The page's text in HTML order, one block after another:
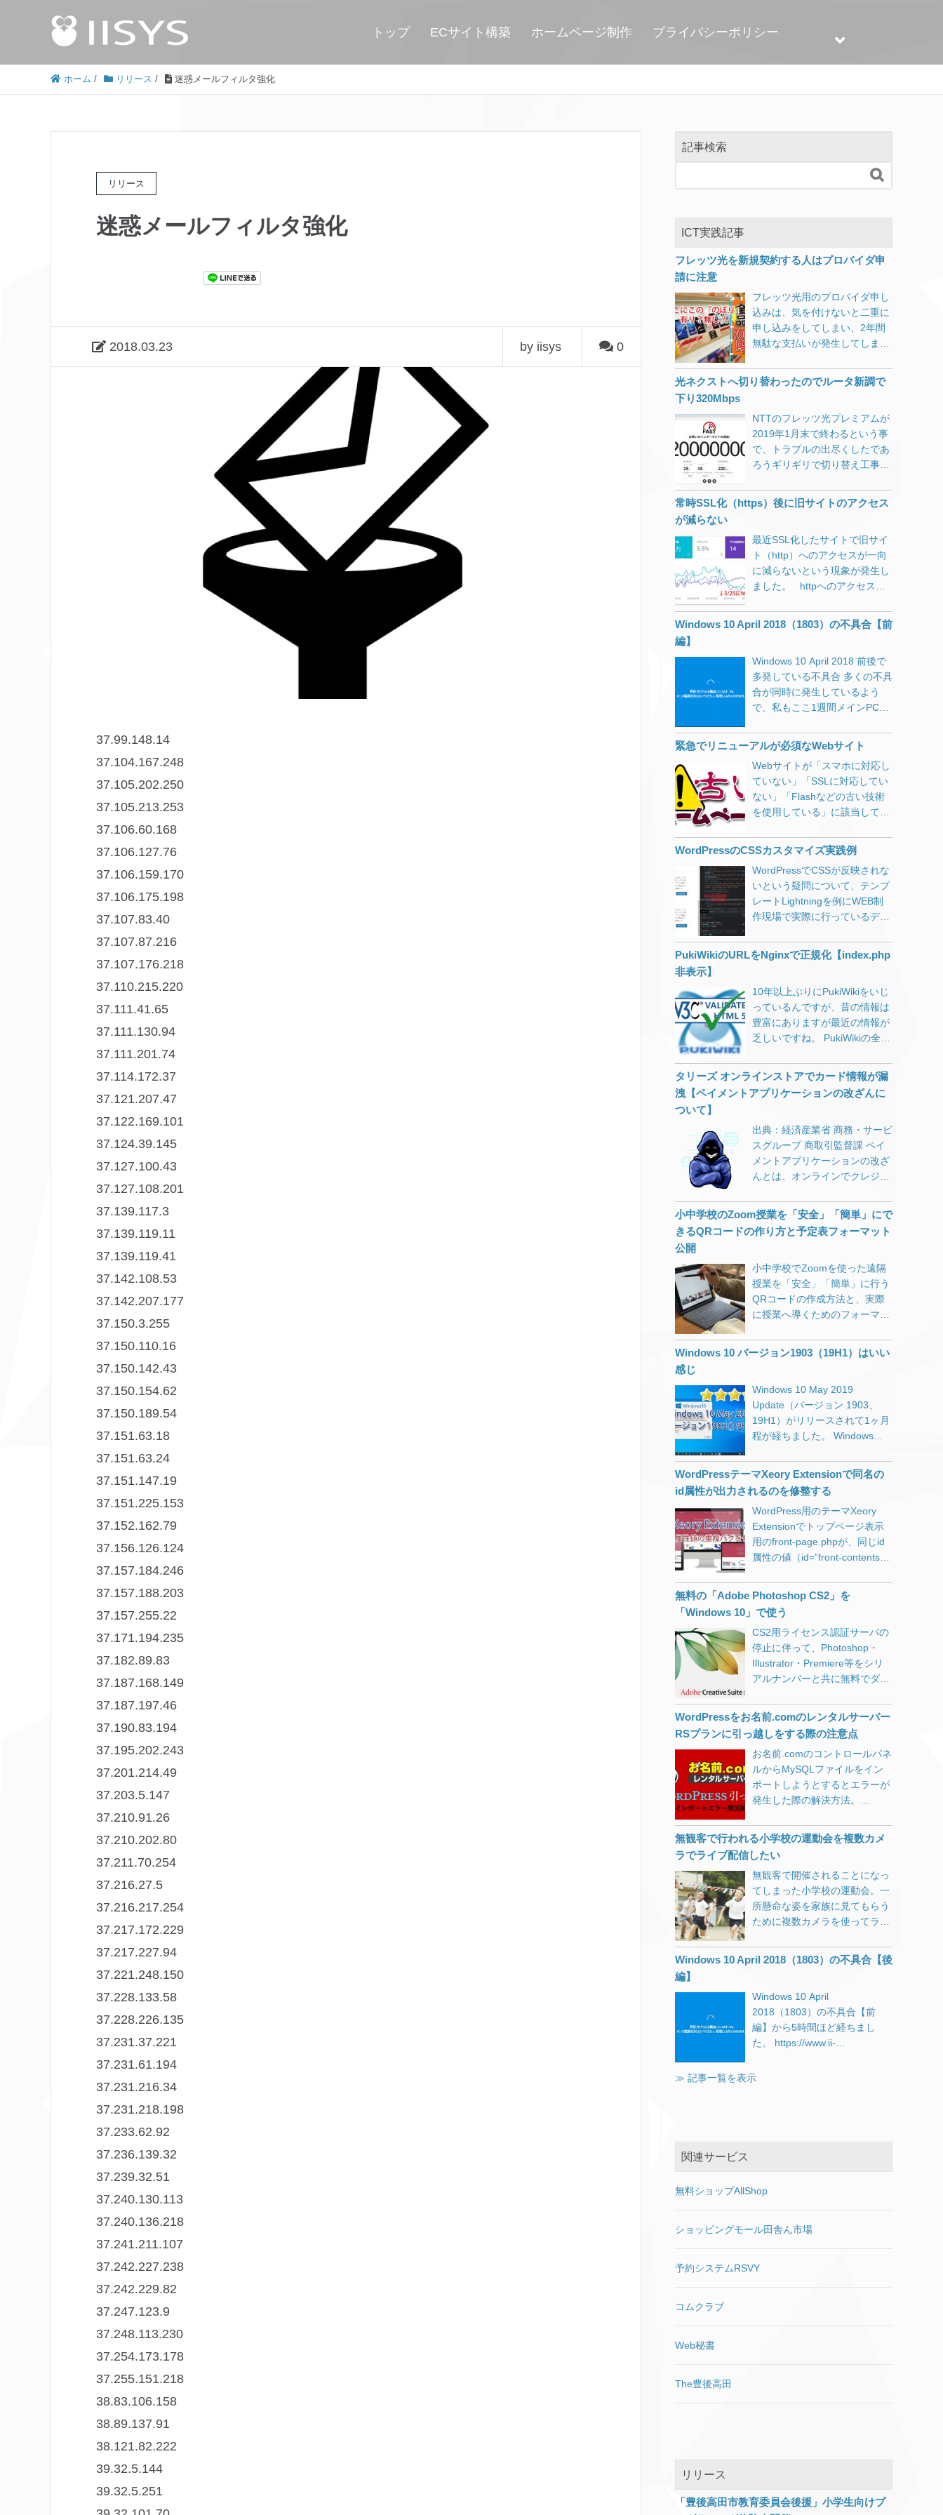
トップ ECサイト構築 ホームページ制作 プライバシーポリシー
ホーム / リリース / 迷惑メールフィルタ強化
リリース
迷惑メールフィルタ強化
2018.03.23 by iisys 0
37.99.148.14
37.104.167.248
37.105.202.250
37.105.213.253
37.106.60.168
37.106.127.76
37.106.159.170
37.106.175.198
37.107.83.40
37.107.87.216
37.107.176.218
37.110.215.220
37.111.41.65
37.111.130.94
37.111.201.74
37.114.172.37
37.121.207.47
37.122.169.101
37.124.39.145
37.127.100.43
37.127.108.201
37.139.117.3
37.139.119.11
37.139.119.41
37.142.108.53
37.142.207.177
37.150.3.255
37.150.110.16
37.150.142.43
37.150.154.62
37.150.189.54
37.151.63.18
37.151.63.24
37.151.147.19
37.151.225.153
37.152.162.79
37.156.126.124
37.157.184.246
37.157.188.203
37.157.255.22
37.171.194.235
37.182.89.83
37.187.168.149
37.187.197.46
37.190.83.194
37.195.202.243
37.201.214.49
37.203.5.147
37.210.91.26
37.210.202.80
37.211.70.254
37.216.27.5
37.216.217.254
37.217.172.229
37.217.227.94
37.221.248.150
37.228.133.58
37.228.226.135
37.231.37.221
37.231.61.194
37.231.216.34
37.231.218.198
37.233.62.92
37.236.139.32
37.239.32.51
37.240.130.113
37.240.136.218
37.241.211.107
37.242.227.238
37.242.229.82
37.247.123.9
37.248.113.230
37.254.173.178
37.255.151.218
38.83.106.158
38.89.137.91
38.121.82.222
39.32.5.144
39.32.5.251
記事検索

ICT実践記事
フレッツ光を新規契約する人はプロバイダ申
請に注意
フレッツ光用のプロバイダ申し
込みは、気を付けないと二重に
申し込みをしてしまい、2年間
無駄な支払いが発生してしま
う場合が多い。
光ネクストへ切り替わったのでルータ新調で
下り320Mbps
NTTのフレッツ光プレミアムが
2019年1月末で終わるという事
で、トラブルの出尽くしたであ
ろうギリギリで切り替え工事を
ード」と「ハイスピード隼」が
選べましたが、工事に何倍も時
でお願いしました。（工事に来
ていただいた業者様、忙しい時
期にありがとうございました）
タイトルの「下り速度
ータ（NEC WR8700N）の有線
bps表記にしてあります。 オリ
ジナルは↓これです。
WR8700Nのレビューはこちら
が参考になります。 2010年の
しか対応していないのと2スト
めか、別の階でのWiFiは遅く、
3台・4台と接続すると良く通信
が切れたりしていました。 業務
用はYAMAHA、家庭用はNECと
いう信念を10年以上貫いてきま
したが、家庭用ならバッファロ
ーもありかな…と。（NTTが切
り替え工事の際に施策ルータと
して提供しているのがBuffalo又
はYAMAHAだったのがトドメ）
買ったのが「WSR-
2533DHPL」です。 バッファロ
2533DHP（L無し）とかWXR-
2533DHPとか間違い探しみた
いな型番号が多いので、気を付
けてください。 IPoE（IPv6）
トリームで
1733Mbps（5GHz）＋
800Mbps（2.4GHz）が魅力で
前の機器とはさすが違います
ね。 別の階で2台のパソコンを
使っているのですが、どちらも
USBタイプの無線LAN子機を使
しない11acには非対応で
2.4GHz専用のもの。 それでも
平均して下り速度100Mbps～
非常に安定しています。 有線も
すいている時には400Mbpsを超
えます。 スマホやタブレットも
WiFi回線が安定し、ブロスタや
潜ってLANケーブル引っ張ろう
のが不要になりました。 無理な
ら屋外から引っ張ろうと、防水
LANケーブルを「欲しいものリ
スト」に[…]
常時SSL化（https）後に旧サイトのアクセス
が減らない
最近SSL化したサイトで旧サイ
ト（http）へのアクセスが一向
に減らないという現象が発生し
ました。 httpへのアクセスを
移。 Google Search Consoleの
プロパティにhttpsサイトを追
視。 これで安心してしまってい
たのですが、1ヶ月経っても、
Google Search Consoleで旧サ
イト（http）の表示回数が減ら
が、盛り返してきている）平均
る。 どうもおかしいと思い調べ
たところ、もともとHTTPヘッ
ダとしてcanonical属性を出力し
ていたのですが、スキンをカス
くなってしまっていたようで
す。 これはChromeのデベロッ
パーツールを使って以下のよう
に確認しました。 HTTPレスポ
ンスヘッダ・リクエストヘッダ
を押してデベロッパーツールを
開く。 Networkタブを選択して
いページを開く。 Nameの一番
上（AdSense等がある場合は2
番目以降になっている場合があ
ります）にある該当ページをク
リックするとレスポンスヘッダ
やリクエストヘッダが確認でき
ます。 全てのページで<link
URL”>を<head>～</head>内に
出力するように修正して完了で
す。 ※ページURLには各ページ
のURLを正確に書きます。
Windows 10 April 2018（1803）の不具合【前
編】
Windows 10 April 2018 前後で
多発している不具合 多くの不具
合が同時に発生しているよう
で、私もここ1週間メインPCと
10 バージョン1803（RS4）
Google ChromeやCortanaなど
を開いてしばらくすると、OS
を巻き込んでフリーズしたり不
具合が発生する問題。 これらを
解消するために、早速
ムが配信されましたが、これが
600p / Pro 6000pシリーズを搭
載している場合に、起動しなく
なる問題。 Microsoftからの情
報 東芝BG3シリーズを搭載した
が正常に表示されない問題。
の特定アプリを使用している環
境で、再起動ができなるなる問
題。 海外情報サイト 上記に該
当していない場合でも多くの不
具合報告。 スタートボタンなど
が押せなり、再起動もできない
Windows Update で履歴が表示
されない（＝削除もできない）
の不具合が改善されていない
Windows 10 バージョン
1709（RS3）で安泰？ 不具合
発生時は私もWindows 10 バー
ました。 1709用の更新プログ
ラムKB4134196のMicrosoft情
報に以下の記載がありました。
のすべての機能強化が含まれて
います。」 これが原因かと思い
ましたが、KB4134196はそもそ
もMobile用の更新プログラムな
です。 なんとか安定稼働するま
での道のり 世間で
始めた2018年5月上旬当初、私
はまだ1709（RS3）を使ってい
ました。 Chromeを開いて作業
している最中にスタートボタン
ンドウが開かなかったりと、パ
ソコンがフリーズ気味になる。
再起動・シャットダウンをしよ
うとしてもいつまでもクルクル
で止まるので、電源ボタンを長
押しで強制終了して改めて電源
投入。 再起動後は快適に動作す
で外付けHDDに最新のデータを
バックア
緊急でリニューアルが必須なWebサイト
Webサイトが「スマホに対応し
ていない」「SSLに対応してい
ない」「Flashなどの古い技術
を使用している」に該当してい
WordPressのCSSカスタマイズ実践例
WordPressでCSSが反映されな
いという疑問について、テンプ
レートLightningを例にWEB制
作現場で実際に行っているデベ
紹介します。
PukiWikiのURLをNginxで正規化【index.php
非表示】
10年以上ぶりにPukiWikiをいじ
っているんですが、昔の情報は
豊富にありますが最近の情報が
乏しいですね。 PukiWikiの全盛
でしたので仕方ないのかもしれ
ませんが。 PukiWikiの
index.php無しでURLを統一す
http://example.com/
http://www.example.com/
https://www.example.com/ これ
らをhttps://example.comに301
ついては各所に載っているよう
にserverディレクティブを追加
して、return 301～といった感
します） これで完璧！と思いつ
つGoogle Search Consoleを眺
めているとindex.php有りと無
しが…。 pukiwiki.ini.phpの設定
う項目があります。 // Shorten
$script: Cut its file name
//$script_directory_index =
‘index.php’; コメントアウトを
外して試してみましたが、何か
が違う。 確かに表示はされなく
膨大なURLがすでにGoogleにイ
ンデックスされているので、
ると困るのですが、結果は
index.phpを入れたURLでもち
ゃんとページが表示されまし
た。 しかしindex.phpが表示さ
ードは200。index.php有りと無
しの両方のページが存在した状
設定を変更しました。 server {
if ($request_uri ~*
“^(.*/)index\.php(.*)$”) { return
301 $1$2; } } 上記のように
default serverディレクティブに
書き加えて、 nginx -s reload で
完了です。 PukiWikiネタってま
だ需要あるんでしょうか。 今回
PukiWiki 1.5.2（utf8）をベース
に以下のようなカスタマイズを
したのですが、要望があれば時
タリーズ オンラインストアでカード情報が漏
洩【ペイメントアプリケーションの改ざんに
ついて】
出典：経済産業省 商務・サービ
スグループ 商取引監督課 ペイ
メントアプリケーションの改ざ
んとは、オンラインでクレジッ
悪意のある人がその入力フォー
ムをこっそり変えてしまうこと
です。これによって、ユーザー
るのです。 2024年10月3日、タ
リーズコーヒーが発表したとこ
ろによると、約5万3000件のク
レジットカード番号やセキュリ
能性があるとのこと。この事件
の原因も改ざんでした。 この手
最近でも被害が後を絶ちませ
ん。私たちも、オンラインでカ
ード情報を入力する時は、特に
注意が必要です。大切なお金や
をつけましょう。 ↑ AIに生成さ
せてみた文章です。 ↓ 人間が書
いてます。 漏洩した可能性があ
る情報は以下のように非常に深
刻なものです。 漏洩した可能性
がある情報 個人情報 ・氏名 ・
住所 ・電話番号 ・性別 ・生年
インID ・ログインパスワード
・配送先情報 クレジットカード
・カード名義人名 ・有効期限
・セキュリティコード 今回のタ
リーズオンラインショップ程の
ECサイトであれば、私も安心
まうと思います。 利用者が自己
防衛をするのはかなり難しいで
す。 かといってECサイト側で
の対応も難しいのが現状です。
例を挙げますと、つい先週にな
りますが楽天市場で買い物をし
たようで「注文キャンセル＆ア
カウントロック」をされてしま
いました。 ここ何年も利用して
いなかったのに5万円程度のも
のを立て続けに購入したという
のがAIに犯罪の可能性を疑わ
れ、仕事で必要なものを買った
信頼を失ってしまいます。 楽天
市場ほどの規模にもなると、一
うシステムにするしか方法は無
いのかもしれませんが、厳しく
すれば善良なユーザーに迷惑が
掛かり、緩くすれば悪意を持っ
難しさがあります。 迷惑メール
[…]
小中学校のZoom授業を「安全」「簡単」にで
きるQRコードの作り方と予定表フォーマット
公開
小中学校でZoomを使った遠隔
授業を「安全」「簡単」に行う
QRコードの作成方法と、実際
に授業へ導くためのフォーマッ
Windows 10 バージョン1903（19H1）はいい
感じ
Windows 10 May 2019
Update（バージョン 1903、
19H1）がリリースされて1ヶ月
程が経ちました。 Windowsの
ブルに見舞われるのですが、今
回は個人的には良いOSだと思
っています。 Windows 10 April
2018(1803)の時には不具合が多
く、ディスクドライブを疑い
SSDを買い替えてしまいまし
た。 今回は、数台の予備パソコ
かったので、先日メインマシン
も手動で導入しました。 以下は
あくまでも個人的な感想です。
Windows Updateが軽くなった
印象です。 全体的な動作がOS
インストール直後のパソコンと
いった感じでキビキビしていま
へのアップデート方法
Windows 10 May 2019
19H1）は、まだ自動配信はさ
れていないようです。 2019年6
月上旬からWindows Updateの
手動確認で更新ができるように
Windows 10のダウンロードか
らもダウンロードできます。
Windows 10 1903は不具合も多
数ある模様 以下、Impress
Watchさんの情報です。 調査中
の問題 ディスプレイの明るさを
調整できない “Dolby Atmos”ヘ
ッドフォンおよびホームシアタ
ーでオーディオが機能しない ユ
リに表示されるフォルダーとド
キュメントが重複する 緩和策の
ある問題 外付けUSBデバイスま
たはメモリカードを接続してア
スを検出もしくは接続できない
性問題 D3Dアプリケーションお
で全画面モードに入らない 古い
題 Windows 10 1903の目玉
WordPressテーマXeory Extensionで同名の
id属性が出力されるのを修整する
WordPress用のテーマXeory
Extensionでトップページ表示
用のfront-page.phpが、同じid
属性の値（id=”front-contents-1″
しまっているのを修正する方
法。
無料の「Adobe Photoshop CS2」を
「Windows 10」で使う
CS2用ライセンス認証サーバの
停止に伴って、Photoshop・
Illustrator・Premiere等をシリ
アルナンバーと共に無料でダウ
ますが、Windows 10では「動
作を停止しました」とエラーに
なってしまう事が多いようで
す。 ※あくまでも正規ライセン
スを所持している方が対象で
す。 ネットで検索をすると、こ
の対策として「言語設定」の
る入力方式を設定する」にチェ
ックを入れると良いという情報
が多くヒットします。 しかし残
念ながら、Windows 10
October 2018 Update (1809)以
降ではこの手法は使えなくなっ
てしまったようで、「デバイ
の詳細設定」から「アプリウイ
もPhotoshop等は起動しなくな
ってしまいました。 Windows
10 October 2018 (1809) 以降で
Adobe CS2を起動する応急処置
率で起動できます。 Photoshop
なさそうなのでデフォルト（チ
にショートカットを作って試し
ーだけが起動確率が非常に高い
WordPressをお名前.comのレンタルサーバー
RSプランに引っ越しをする際の注意点
お名前.comのコントロールパネ
ルからMySQLファイルをイン
ポートしようとするとエラーが
発生した際の解決方法。
FileZilla（SFTP）を使って問題
なく完了。
無観客で行われる小学校の運動会を複数カメ
ラでライブ配信したい
無観客で開催されることになっ
てしまった小学校の運動会。一
所懸命な姿を家族に見てもらう
ために複数カメラを使ってライ
の中で試行錯誤しています。
Windows 10 April 2018（1803）の不具合【後
編】
Windows 10 April
2018（1803）の不具合【前
編】から5時間ほど経ちまし
た。 https://www.ii-
「サービス」タブからMicrosoft
（長時間経過した時にはほぼ確
源が切れないようにしてみた
たりしましたが症状変わらず。
ot2 catroot2.old del
≫ 記事一覧を表示
関連サービス
無料ショップAllShop
ショッピングモール田舎ん市場
予約システムRSVY
コムクラブ
Web秘書
The豊後高田
リリース
「豊後高田市教育委員会後援」小学生向けプ